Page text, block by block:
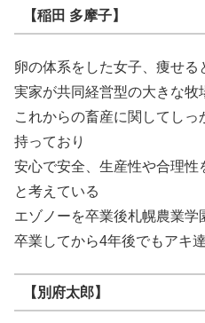
【稲田 多摩子】
卵の体系をした女子、痩せる
実家が共同経営型の大きな牧
これからの畜産に関してし
持っており
安心で安全、生産性や合理
と考えている
エゾノーを卒業後札幌農業
卒業してから4年後でもアキ
【別府太郎】